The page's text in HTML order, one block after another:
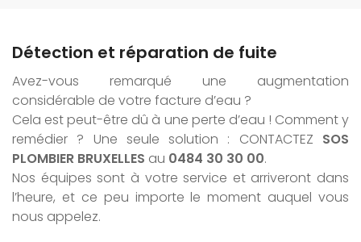
Détection et réparation de fuite
Avez-vous remarqué une augmentation
considérable de votre facture d’eau ?
Cela est peut-être dû à une perte d’eau ! Comment y
remédier ? Une seule solution : CONTACTEZ SOS
PLOMBIER BRUXELLES au 0484 30 30 00.
Nos équipes sont à votre service et arriveront dans
l’heure, et ce peu importe le moment auquel vous
nous appelez.